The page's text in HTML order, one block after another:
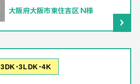
大阪府大阪市東住吉区 N様
3DK･3LDK･4K